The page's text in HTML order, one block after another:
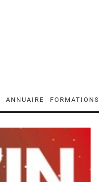
ANNUAIRE FORMATIONS